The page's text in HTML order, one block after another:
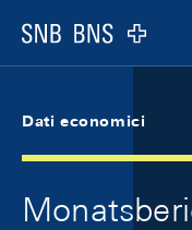
Logo
Dati economici